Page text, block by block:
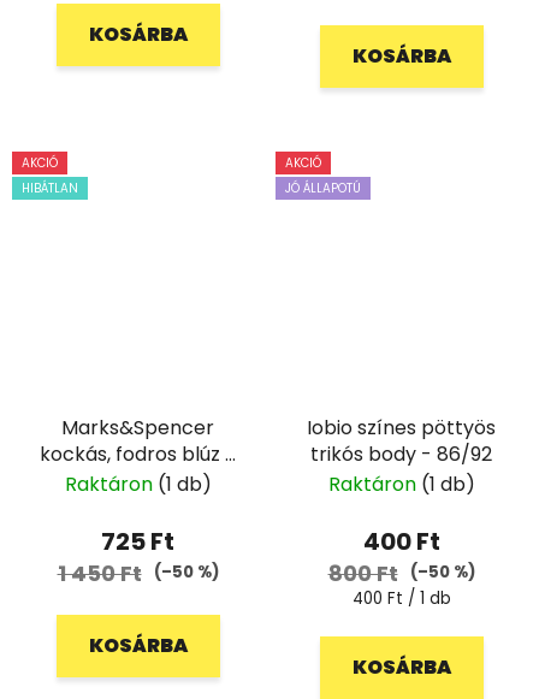
KOSÁRBA
KOSÁRBA
AKCIÓ
HIBÁTLAN
Marks&Spencer
kockás, fodros blúz -
128
Raktáron (1 db)
725 Ft
1 450 Ft (–50 %)
KOSÁRBA
AKCIÓ
JÓ ÁLLAPOTÚ
Iobio színes pöttyös
trikós body - 86/92
Raktáron (1 db)
400 Ft
800 Ft
(–50 %)
Egységár:
400 Ft / 1 db
KOSÁRBA